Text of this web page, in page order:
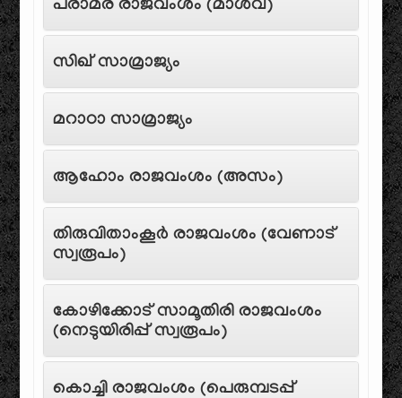
പരാമര രാജവംശം (മാൾവ)
സിഖ് സാമ്രാജ്യം
മറാഠാ സാമ്രാജ്യം
ആഹോം രാജവംശം (അസം)
തിരുവിതാംകൂർ രാജവംശം (വേണാട്
സ്വരൂപം)
കോഴിക്കോട് സാമൂതിരി രാജവംശം
(നെടുയിരിപ്പ് സ്വരൂപം)
കൊച്ചി രാജവംശം (പെരുമ്പടപ്പ്